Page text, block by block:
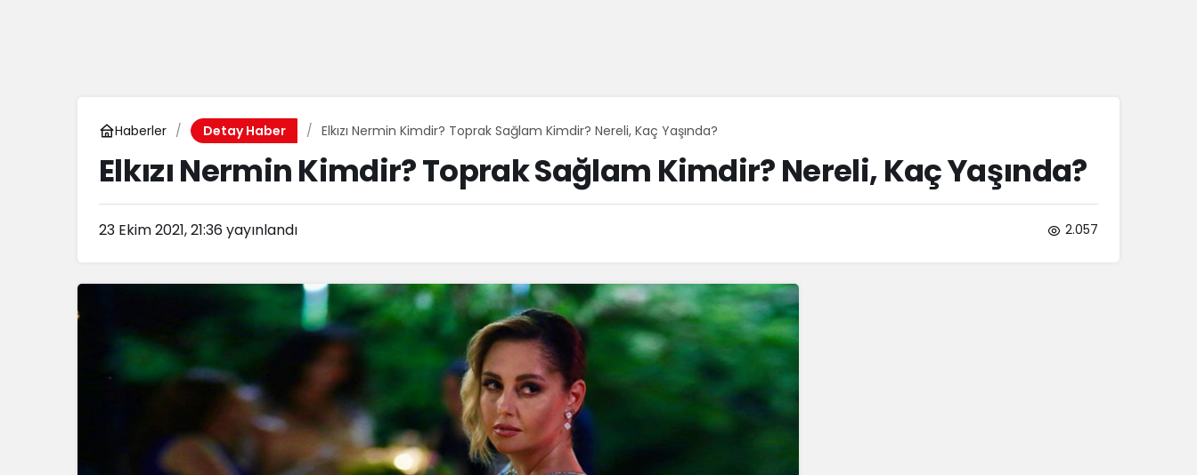
Haberler Detay Haber Elkızı Nermin Kimdir? Toprak Sağlam Kimdir? Nereli, Kaç Yaşında?
Elkızı Nermin Kimdir? Toprak Sağlam Kimdir? Nereli, Kaç Yaşında?
23 Ekim 2021, 21:36yayınlandı 2.057